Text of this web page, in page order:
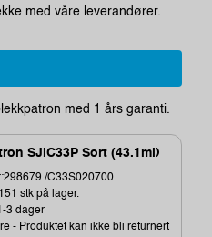
med våre leverandører.
med 1 års garanti.
SJIC33P Sort (43.1ml)
/C33S020700
stk på lager.
3 dager
- Produktet kan ikke bli returnert